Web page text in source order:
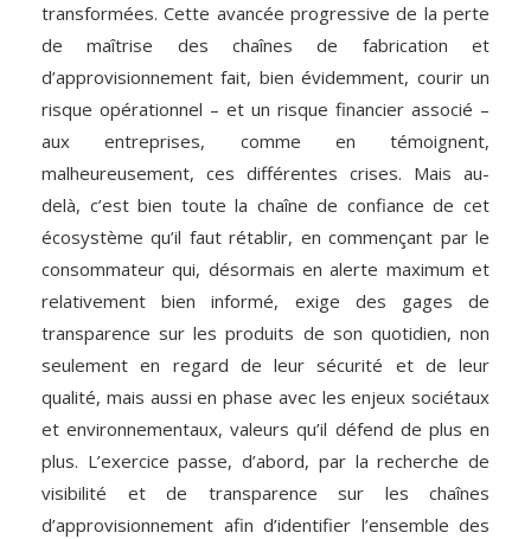
transformées. Cette avancée progressive de la perte
de maîtrise des chaînes de fabrication et
d’approvisionnement fait, bien évidemment, courir un
risque opérationnel – et un risque financier associé –
aux entreprises, comme en témoignent,
malheureusement, ces différentes crises. Mais au-
delà, c’est bien toute la chaîne de confiance de cet
écosystème qu’il faut rétablir, en commençant par le
consommateur qui, désormais en alerte maximum et
relativement bien informé, exige des gages de
transparence sur les produits de son quotidien, non
seulement en regard de leur sécurité et de leur
qualité, mais aussi en phase avec les enjeux sociétaux
et environnementaux, valeurs qu’il défend de plus en
plus. L’exercice passe, d’abord, par la recherche de
visibilité et de transparence sur les chaînes
d’approvisionnement afin d’identifier l’ensemble des